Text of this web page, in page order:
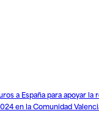
a España para apoyar
en la Comunidad